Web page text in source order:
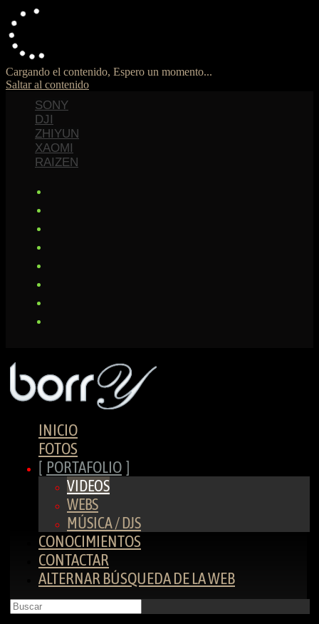
Cargando el contenido, Espero un momento...
Saltar al contenido
SONY
DJI
ZHIYUN
XAOMI
RAIZEN
INICIO
FOTOS
PORTAFOLIO
VIDEOS
WEBS
MÚSICA / DJS
CONOCIMIENTOS
CONTACTAR
ALTERNAR BÚSQUEDA DE LA WEB